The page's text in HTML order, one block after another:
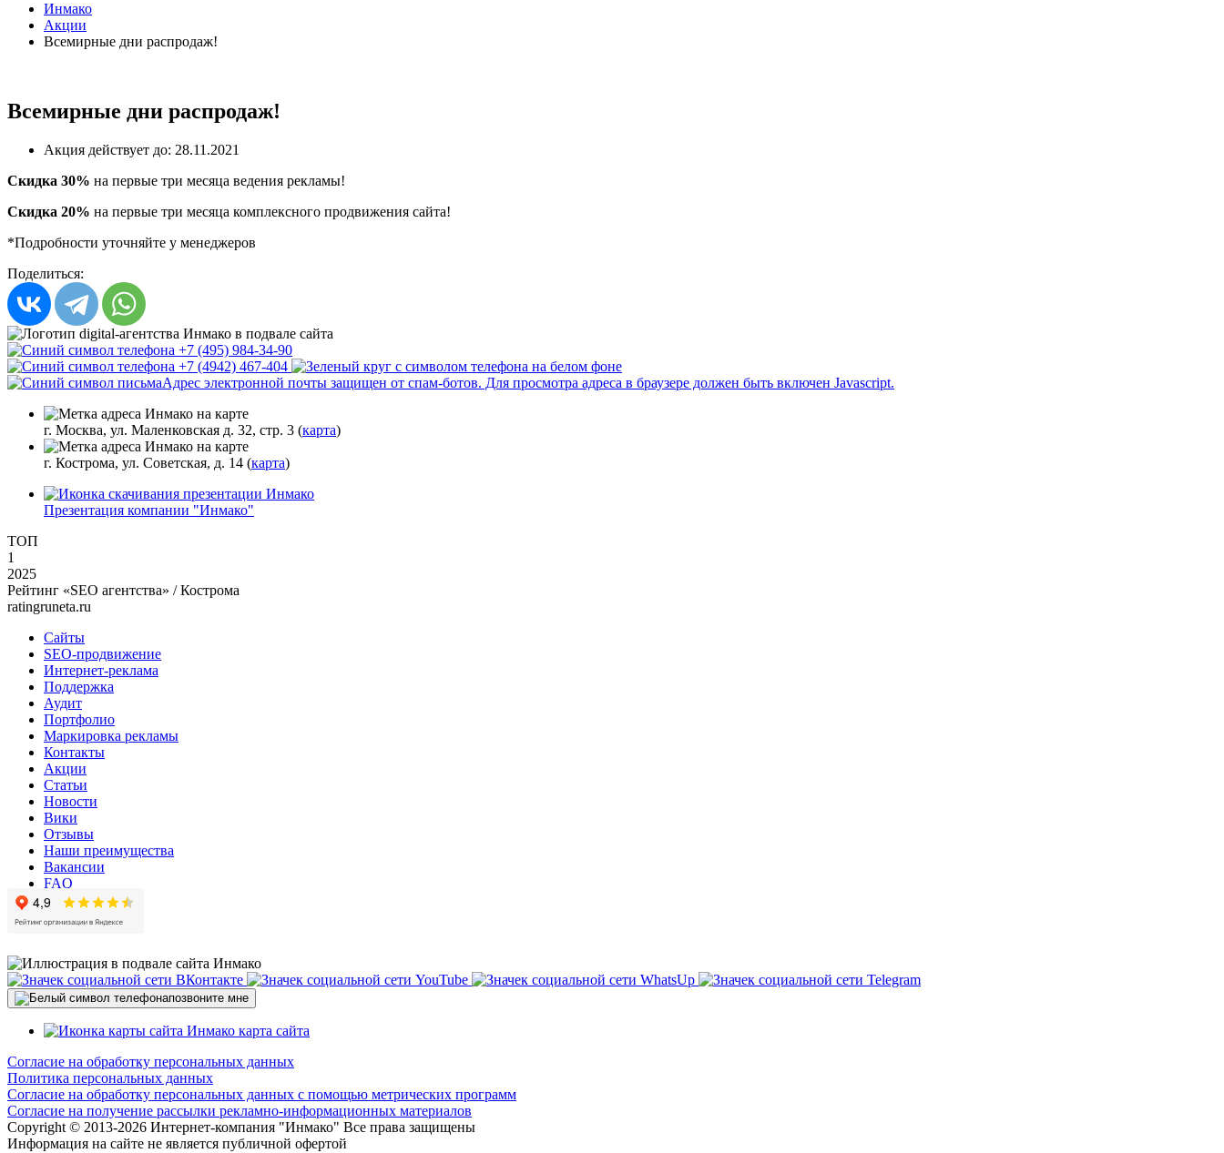
Инмако
Акции
Всемирные дни распродаж!
Всемирные дни распродаж!
Акция действует до: 28.11.2021
Скидка 30% на первые три месяца ведения рекламы!
Скидка 20% на первые три месяца комплексного продвижения сайта!
*Подробности уточняйте у менеджеров
Поделиться:
+7 (495) 984-34-90
+7 (4942) 467-404
Адрес электронной почты защищен от спам-ботов. Для просмотра адреса в браузере должен быть включен Javascript.
г. Москва, ул. Маленковская д. 32, стр. 3 (карта)
г. Кострома, ул. Советская, д. 14 (карта)
Презентация компании "Инмако"
ТОП
1
2025
Рейтинг «SEO агентства» / Кострома
ratingruneta.ru
Сайты
SEO-продвижение
Интернет-реклама
Поддержка
Аудит
Портфолио
Маркировка рекламы
Контакты
Акции
Статьи
Новости
Вики
Отзывы
Наши преимущества
Вакансии
FAQ
позвоните мне
карта сайта
Согласие на обработку персональных данных
Политика персональных данных
Согласие на обработку персональных данных с помощью метрических программ
Согласие на получение рассылки рекламно-информационных материалов
Copyright © 2013-2026 Интернет-компания "Инмако" Все права защищены
Информация на сайте не является публичной офертой